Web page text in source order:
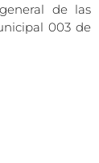
de las
003 de